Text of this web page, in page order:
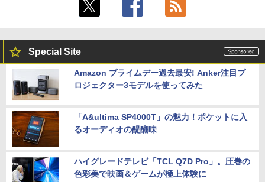
Special Site
Amazon プライムデー過去最安! Anker注目プ
ロジェクター3モデルを使ってみた
「A&ultima SP4000T」の魅力！ポケットに入
るオーディオの醍醐味
ハイグレードテレビ「TCL Q7D Pro」。圧巻の
色彩美で映画＆ゲームが極上体験に